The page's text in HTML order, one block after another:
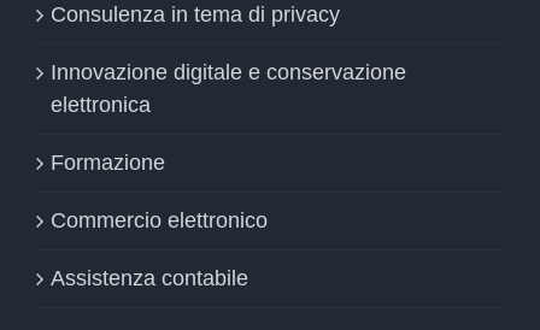
Consulenza in tema di privacy
Innovazione digitale e conservazione
elettronica
Formazione
Commercio elettronico
Assistenza contabile